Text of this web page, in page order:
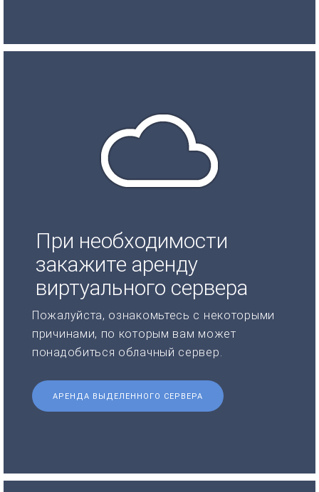
При необходимости
закажите аренду
виртуального сервера
Пожалуйста, ознакомьтесь с некоторыми
причинами, по которым вам может
понадобиться облачный сервер.
АРЕНДА ВЫДЕЛЕННОГО СЕРВЕРА